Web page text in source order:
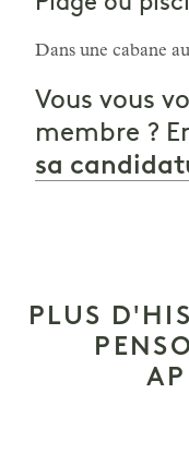
Dans une cabane
Vous vous
membre ?
sa
PLUS